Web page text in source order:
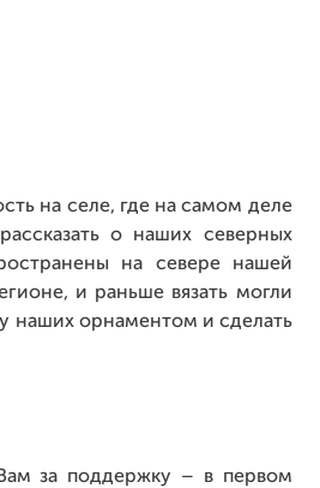
на селе, где на самом деле
о наших северных
на севере нашей
и раньше вязать могли
наших орнаментом и сделать
за поддержку – в первом